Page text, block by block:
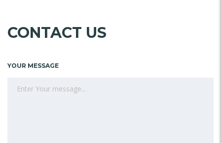
CONTACT US
YOUR MESSAGE